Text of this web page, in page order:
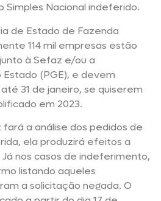
Nacional indeferido.
de Estado de Fazenda
114 mil empresas estão
à Sefaz e/ou a
(PGE), e devem
31 de janeiro, se quiserem
em 2023.
a análise dos pedidos de
ela produzirá efeitos a
nos casos de indeferimento,
listando aqueles
a solicitação negada. O